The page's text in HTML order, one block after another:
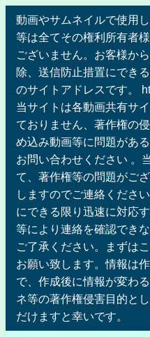
動画やサムネイルで使用
等は全てその権利所有者
ございません。お客様か
除、送信防止措置にでき
のサイトアドレスです。
当サイトは各動画共有サ
ておりません、著作権の
め込み動画等に問題があ
お問い合わせください 。
て、著作権等の問題がご
しますのでご連絡くださ
にできる限り迅速に対応
等により連絡を確認でき
ご了承ください。まずは
お願い致します。情報は
で、作成後に情報が変わ
ネ等の著作権侵害目的と
だけますと幸いです。